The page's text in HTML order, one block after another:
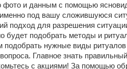
и данным с помощью
под вашу сложившуюся
подход для разрешения
подобрать методы и
нужные виды
Главное знать
с акциями! За помощью